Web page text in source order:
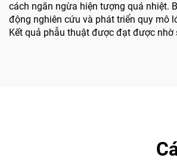
cách ngăn ngừa hiện tượng quá nhiệt.
động nghiên cứu và phát triển quy mô
Kết quả phẫu thuật được đạt được